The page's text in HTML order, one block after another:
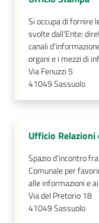
Si occupa di fornire
svolte dall'Ente:
canali
organi e i mezzi di
Via Fenuzzi 5
41049Sassuolo
Ufficio Relazioni
Spazio d'incontro
Comunale per
alle informazioni e
Via del Pretorio 18
41049Sassuolo